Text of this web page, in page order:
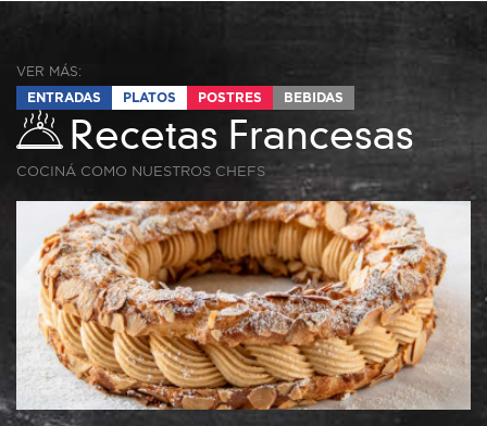
VER MÁS:
ENTRADAS
PLATOS POSTRES BEBIDAS
Recetas Francesas
COCINÁ COMO NUESTROS CHEFS